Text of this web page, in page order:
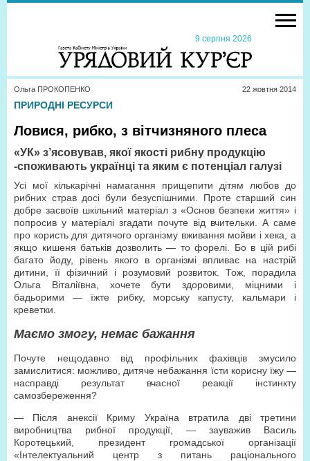
9 серпня 2026
Ольга ПРОКОПЕНКО 22 жовтня 2014
ПРИРОДНІ РЕСУРСИ
Ловися, рибко, з вітчизняного плеса
«УК» з’ясовував, якої якості рибну продукцію
-споживають українці та яким є потенціал галузі
Усі мої кількарічні намагання прищепити дітям любов до
рибних страв досі були безуспішними. Проте старший син
добре засвоїв шкільний матеріал з «Основ безпеки життя» і
попросив у матеріалі згадати почуте від вчительки. А саме
про користь для дитячого організму вживання мойви і хека, а
якщо кишеня батьків дозволить — то форелі. Бо в цій рибі
багато йоду, рівень якого в організмі впливає на настрій
дитини, її фізичний і розумовий розвиток. Тож, порадила
Ольга Віталіївна, хочете бути здоровими, міцними і
бадьорими — їжте рибку, морську капусту, кальмари і
креветки.
Маємо змогу, немає бажання
Почуте нещодавно від профільних фахівців змусило
замислитися: можливо, дитяче небажання їсти корисну їжу —
насправді результат вчасної реакції інстинкту
самозбереження?
— Після анексії Криму Україна втратила дві третини
виробництва рибної продукції, — зауважив Василь
Коротецький, президент громадської організації
«Інтелектуальний центр з питань раціонального